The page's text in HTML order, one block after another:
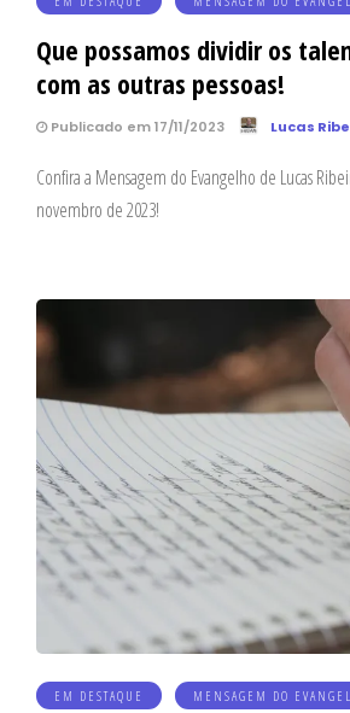
Que possamos dividir os
com as outras pessoas!
Publicado em 17/11/2023 Lucas
Confira a Mensagem do Evangelho de Lucas
novembro de 2023!
EM DESTAQUE MENSAGEM DO